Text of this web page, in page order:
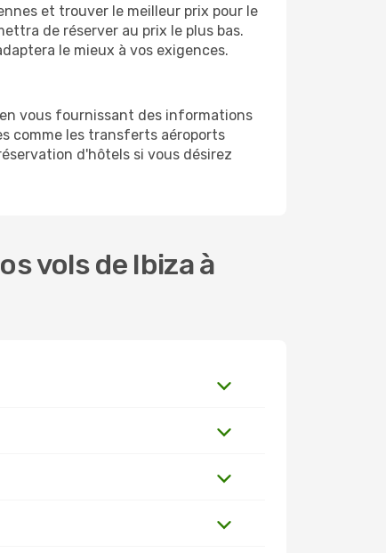
et trouver le meilleur prix pour le
de réserver au prix le plus bas.
le mieux à vos exigences.
vous fournissant des informations
comme les transferts aéroports
d'hôtels si vous désirez
vols de Ibiza à